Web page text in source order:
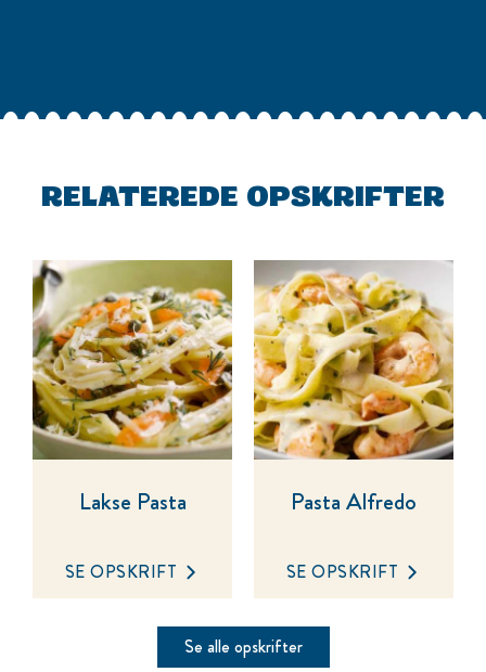
RELATEREDE OPSKRIFTER
Lakse Pasta
SE OPSKRIFT
Pasta Alfredo
SE OPSKRIFT
Se alle opskrifter